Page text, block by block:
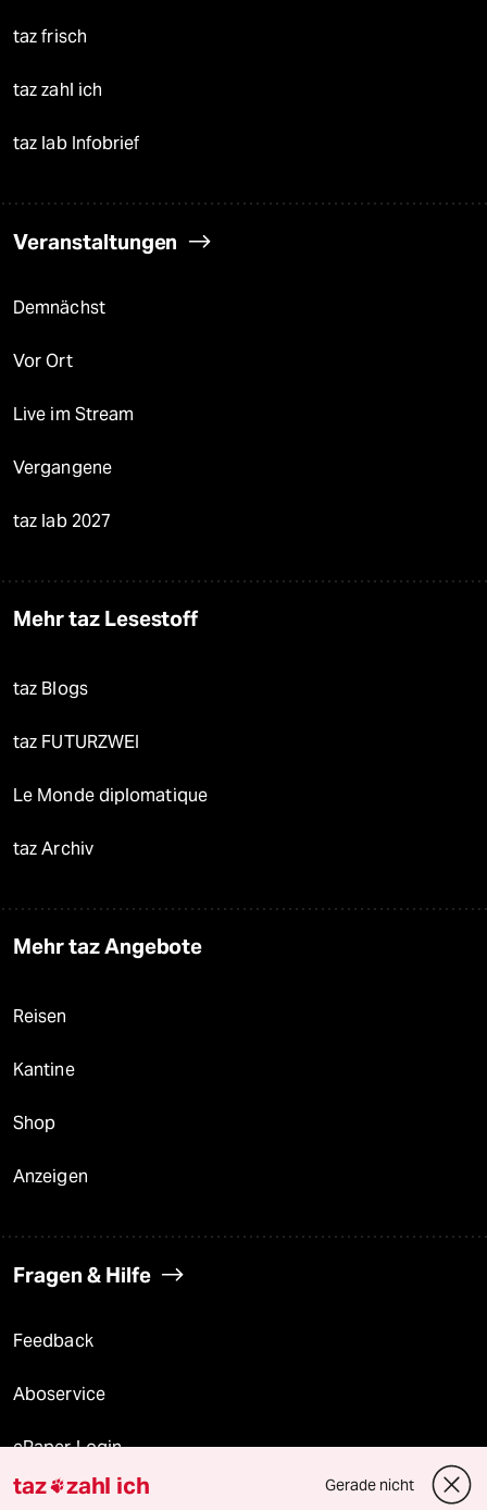
taz frisch
taz zahl ich
taz lab Infobrief
Veranstaltungen
Demnächst
Vor Ort
Live im Stream
Vergangene
taz lab 2027
Mehr taz Lesestoff
taz Blogs
taz FUTURZWEI
Le Monde diplomatique
taz Archiv
Mehr taz Angebote
Reisen
Kantine
Shop
Anzeigen
Fragen & Hilfe
Feedback
Aboservice
ePaper Login
Downloads für Abonnierende
taz zahl ich Gerade nicht